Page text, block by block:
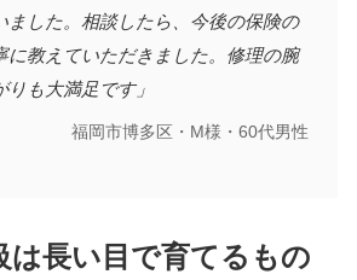
ました。相談したら、今後の保険の
に教えていただきました。修理の腕
も大満足です」
福岡市博多区・M様・60代男性
長い目で育てるもの